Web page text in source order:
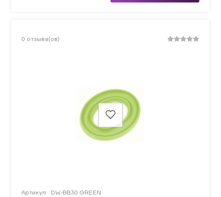
0 отзыва(ов)
Артикул: DW-BB30 GREEN